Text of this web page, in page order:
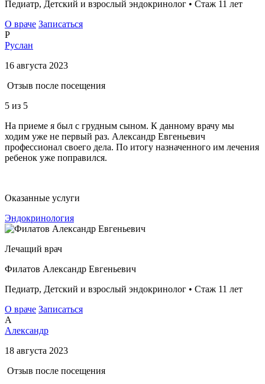
Педиатр, Детский и взрослый эндокринолог • Стаж 11 лет
О враче Записаться
Р
Руслан
16 августа 2023
Отзыв после посещения
5 из 5
На приеме я был с грудным сыном. К данному врачу мы
ходим уже не первый раз. Александр Евгеньевич
профессионал своего дела. По итогу назначенного им лечения
ребенок уже поправился.
Оказанные услуги
Эндокринология
Лечащий врач
Филатов Александр Евгеньевич
Педиатр, Детский и взрослый эндокринолог • Стаж 11 лет
О враче Записаться
А
Александр
18 августа 2023
Отзыв после посещения